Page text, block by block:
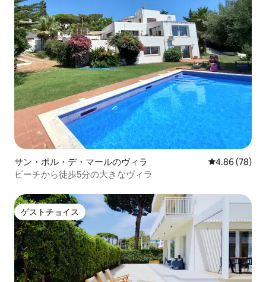
サン・ポル・デ・マールのヴィラ レビュー78
4.86 (78)
ビーチから徒歩5分の大きなヴィラ
ゲストチョイス
ゲストチョイス